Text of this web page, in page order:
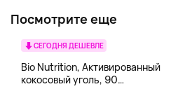
Посмотрите еще
СЕГОДНЯ ДЕШЕВЛЕ
Bio Nutrition, Активированный
кокосовый уголь, 90